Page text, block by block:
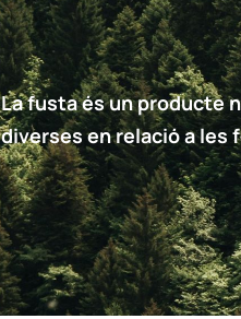
La fusta és un producte
diverses en relació a les